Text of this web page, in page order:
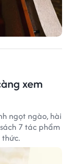
xem
ngọt ngào, hài
7 tác phẩm